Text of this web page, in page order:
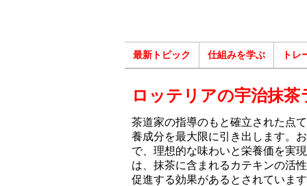
最新トピック 仕組みを学ぶ トレ
ロッテリアの宇治抹
茶道家の指導のもと確立された点
養成分を最大限に引き出します。
で、理想的な味わいと栄養価を実
は、抹茶に含まれるカテキンの活
促進する効果があるとされています